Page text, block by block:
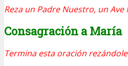
Reza un Padre Nuestro, un
Consagración a María
Termina esta oración